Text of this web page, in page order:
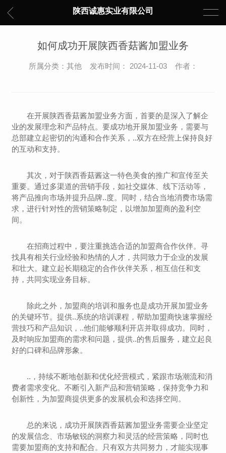
陕西诚惠实业有限公司
如何成功开展陕西香菇酱加盟业务
所属分类：其他 发布时间： 2024-11-03 作者：
在开展陕西香菇酱加盟业务方面，首要的是深入了解企
业的发展理念和产品特点。要成功地开展加盟业务，需要与
总部建立起密切的沟通和合作关系，..双方在经营上保持良好
的互动和支持。
其次，对于陕西香菇酱这一特色美食的推广和宣传至关
重要。通过多渠道的营销手段，如社交媒体、线下活动等，
将产品推向市场并提升品牌..度。同时，结合当地消费市场需
求，进行针对性的营销策略制定，以增加加盟商的盈利空
间。
在招商过程中，要注重挑选合适的加盟商合作伙伴。寻
找具有相关行业经验和热情的人才，共同致力于企业的发展
和壮大。建立起长期稳定的合作伙伴关系，相互信任和支
持，共同实现业务目标。
除此之外，加盟商的培训和服务也是成功开展加盟业务
的关键环节。提供..系统的培训课程，帮助加盟商快速掌握经
营技巧和产品知识，..他们能够顺利开店并取得成功。同时，
及时响应加盟商的需求和问题，提供..的售后服务，建立起良
好的口碑和品牌形象。
..，持续不断地创新和优化经营模式，紧跟市场潮流和消
费者需求变化。不断引入新产品和营销策略，保持竞争力和
创新性，为加盟商提供更多的发展机会和选择空间。
总的来说，成功开展陕西香菇酱加盟业务需要企业坚定
的发展信念、市场敏锐的洞察力和灵活的经营策略，同时也
需要加盟商的支持和配合。只有双方共同努力，才能实现事